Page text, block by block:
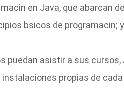
en Java, que abarcan
bsicos de programacin;
puedan asistir a sus cursos,
propias de